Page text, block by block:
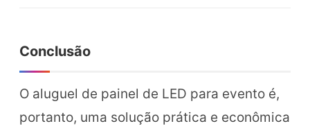
Conclusão
O aluguel de painel de LED para evento é,
portanto, uma solução prática e econômica